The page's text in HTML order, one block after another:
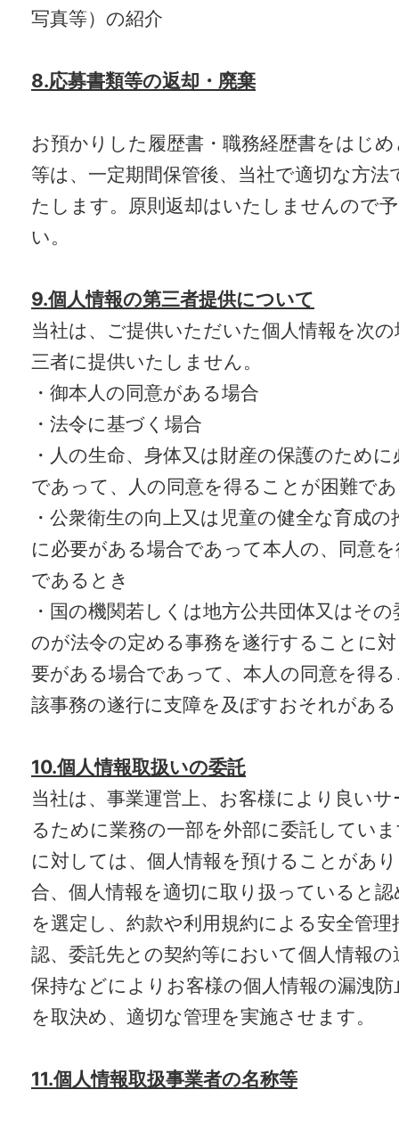
写真等）の紹介
8.応募書類等の返却・廃棄
お預かりした履歴書・職務経歴書をはじ
等は、一定期間保管後、当社で適切な方法
たします。原則返却はいたしませんので
い。
9.個人情報の第三者提供について
当社は、ご提供いただいた個人情報を次
三者に提供いたしません。
・御本人の同意がある場合
・法令に基づく場合
・人の生命、身体又は財産の保護のため
であって、人の同意を得ることが困難で
・公衆衛生の向上又は児童の健全な育成
に必要がある場合であって本人の、同意
であるとき
・国の機関若しくは地方公共団体又はそ
のが法令の定める事務を遂行することに
要がある場合であって、本人の同意を得
該事務の遂行に支障を及ぼすおそれがあ
10.個人情報取扱いの委託
当社は、事業運営上、お客様により良い
るために業務の一部を外部に委託してい
に対しては、個人情報を預けることがあ
合、個人情報を適切に取り扱っていると
を選定し、約款や利用規約による安全管理
認、委託先との契約等において個人情報の
保持などによりお客様の個人情報の漏洩
を取決め、適切な管理を実施させます。
11.個人情報取扱事業者の名称等